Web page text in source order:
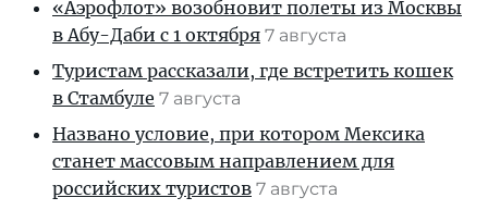
«Аэрофлот» возобновит полеты из Москвы
в Абу-Даби с 1 октября 7 августа
Туристам рассказали, где встретить кошек
в Стамбуле 7 августа
Названо условие, при котором Мексика
станет массовым направлением для
российских туристов 7 августа